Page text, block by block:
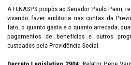
A FENASPS propôs ao Senador Paulo Paim,
visando fazer auditoria nas contas da
fato, o quanto gasta e o quanto arrecada,
pagamentos de benefícios e outros
custeados pela Previdência Social.